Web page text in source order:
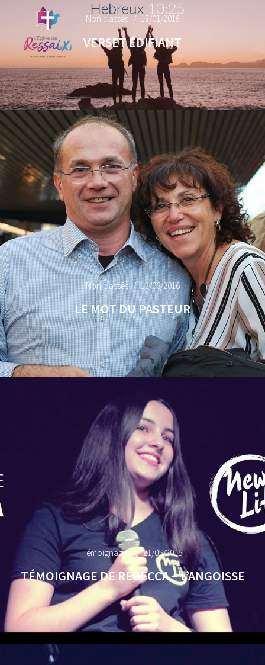
Non classés 13/01/2018
VERSET ÉDIFIANT
Non classés 12/06/2016
LE MOT DU PASTEUR
Témoignages 21/05/2015
TÉMOIGNAGE DE REBECCA – L’ANGOISSE